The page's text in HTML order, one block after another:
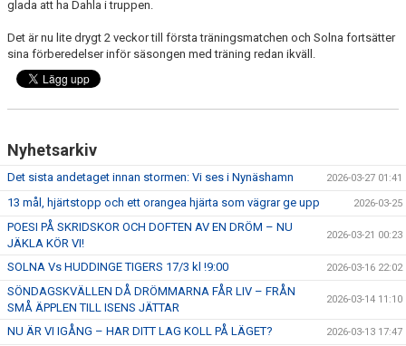
glada att ha Dahla i truppen.
Det är nu lite drygt 2 veckor till första träningsmatchen och Solna fortsätter
sina förberedelser inför säsongen med träning redan ikväll.
Nyhetsarkiv
Det sista andetaget innan stormen: Vi ses i Nynäshamn 2026-03-27 01:41
13 mål, hjärtstopp och ett orangea hjärta som vägrar ge upp 2026-03-25
POESI PÅ SKRIDSKOR OCH DOFTEN AV EN DRÖM – NU
JÄKLA KÖR VI!
2026-03-21 00:23
SOLNA Vs HUDDINGE TIGERS 17/3 kl !9:00 2026-03-16 22:02
SÖNDAGSKVÄLLEN DÅ DRÖMMARNA FÅR LIV – FRÅN
SMÅ ÄPPLEN TILL ISENS JÄTTAR
2026-03-14 11:10
NU ÄR VI IGÅNG – HAR DITT LAG KOLL PÅ LÄGET? 2026-03-13 17:47